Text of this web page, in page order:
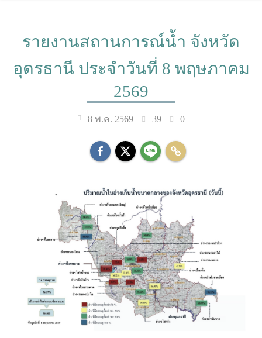
รายงานสถานการณ์น้ำ จังหวัด
อุดรธานี ประจำวันที่ 8 พฤษภาคม
2569
8 พ.ค. 2569 39 0